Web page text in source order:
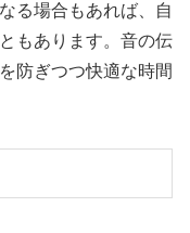
る場合もあれば、自
もあります。音の伝
防ぎつつ快適な時間